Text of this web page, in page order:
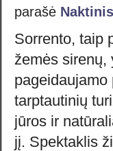
parašė
Sorrento, taip
žemės sirenų,
tarptautinių
jūros ir
jį. Spektaklis